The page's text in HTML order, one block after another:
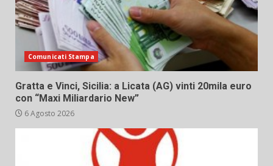
Comunicati Stampa
Gratta e Vinci, Sicilia: a Licata (AG) vinti 20mila euro
con “Maxi Miliardario New”
6 Agosto 2026